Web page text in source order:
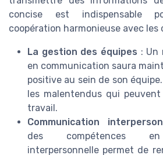
concise est indispensable
coopération harmonieuse avec les
La gestion des équipes : Un
en communication saura
positive au sein de son
les malentendus qui
travail.
Communication
des compétences en
interpersonnelle permet de